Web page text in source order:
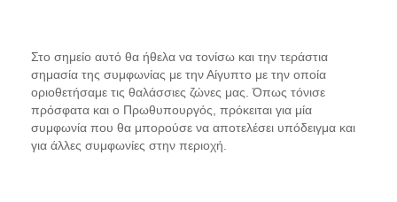
Στο σημείο αυτό θα ήθελα να τονίσω και την τεράστια
σημασία της συμφωνίας με την Αίγυπτο με την οποία
οριοθετήσαμε τις θαλάσσιες ζώνες μας. Όπως τόνισε
πρόσφατα και ο Πρωθυπουργός, πρόκειται για μία
συμφωνία που θα μπορούσε να αποτελέσει υπόδειγμα και
για άλλες συμφωνίες στην περιοχή.